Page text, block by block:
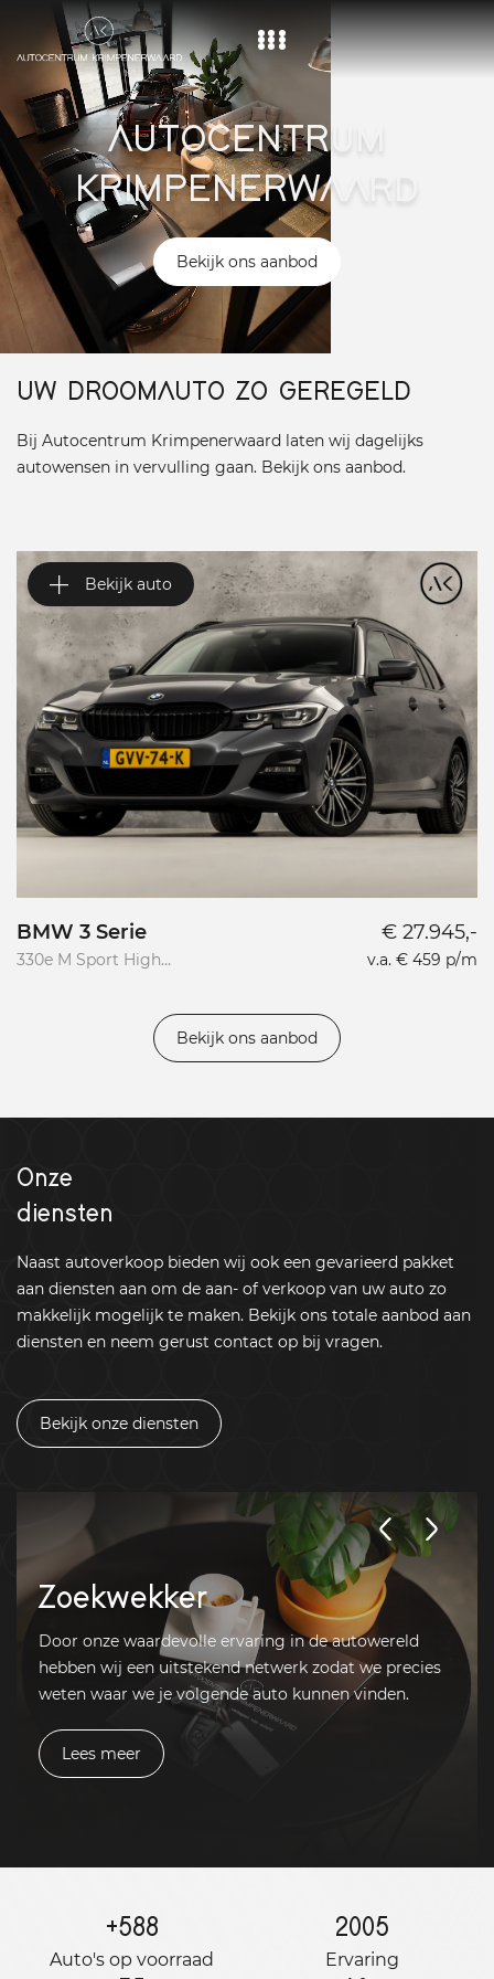
Home
Aanbod
Diensten
Over ons
Vacature
Contact
AUTOCENTRUM
KRIMPENERWAARD
Bekijk ons aanbod
UW DROOMAUTO ZO GEREGELD
Bij Autocentrum Krimpenerwaard laten wij dagelijks
autowensen in vervulling gaan. Bekijk ons aanbod.
Bekijk auto
BMW 3 Serie
330e M Sport High
€ 27.945,-
v.a. € 459 p/m
Bekijk ons aanbod
Onze
diensten
Naast autoverkoop bieden wij ook een gevarieerd pakket
aan diensten aan om de aan- of verkoop van uw auto zo
makkelijk mogelijk te maken. Bekijk ons totale aanbod aan
diensten en neem gerust contact op bij vragen.
Bekijk onze diensten
Zoekwekker
Door onze waardevolle ervaring in de autowereld
hebben wij een uitstekend netwerk zodat we precies
weten waar we je volgende auto kunnen vinden.
Lees meer
+588
Auto's op voorraad
2005
Ervaring